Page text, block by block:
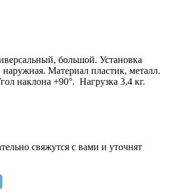
большой. Установка
Материал пластик, металл.
наклона +90°. Нагрузка 3,4 кг.
свяжутся с вами и уточнят